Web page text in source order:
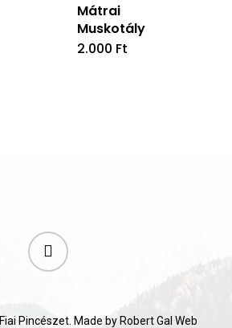
Mátrai
Muskotály
2.000 Ft
facebook
Pincészet. Made by Robert Gal Web